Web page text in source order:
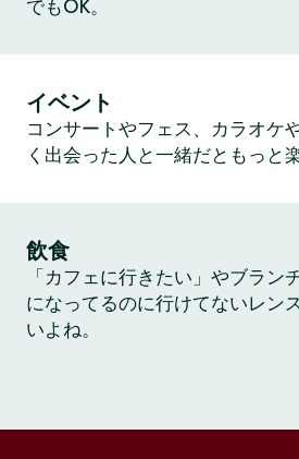
でもOK。
イベント
コンサートやフェス、カラオケ
く出会った人と一緒だともっと
飲食
「カフェに行きたい」やブラン
になってるのに行けてないレン
いよね。